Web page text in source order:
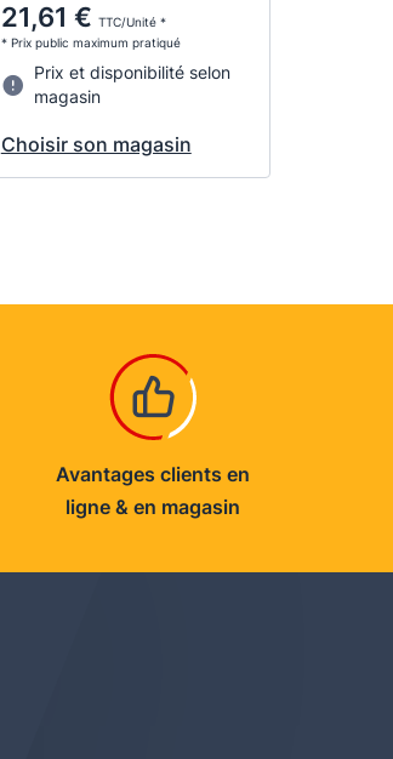
21,61 € TTC/Unité *
* Prix public maximum pratiqué
Prix et disponibilité selon
magasin
Choisir son magasin
Avantages clients en
ligne & en magasin